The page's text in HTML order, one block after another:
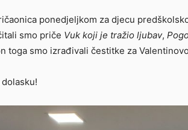
ponedjeljkom za djecu
smo priče Vuk koji je tražio ljubav,
toga smo izrađivali čestitke za